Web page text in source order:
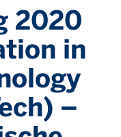
2020
in
–